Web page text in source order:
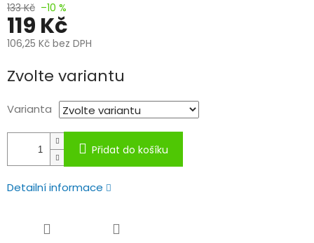
133 Kč –10 %
119 Kč
106,25 Kč bez DPH
cena:
Zvolte variantu
Varianta
Přidat do košíku
Detailní informace